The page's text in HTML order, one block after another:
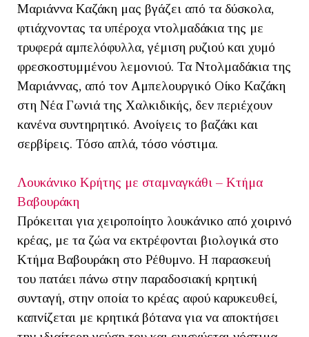
Μαριάννα Καζάκη μας βγάζει από τα δύσκολα,
φτιάχνοντας τα υπέροχα ντολμαδάκια της με
τρυφερά αμπελόφυλλα, γέμιση ρυζιού και χυμό
φρεσκοστυμμένου λεμονιού. Τα Ντολμαδάκια της
Μαριάννας, από τον Αμπελουργικό Οίκο Καζάκη
στη Νέα Γωνιά της Χαλκιδικής, δεν περιέχουν
κανένα συντηρητικό. Ανοίγεις το βαζάκι και
σερβίρεις. Τόσο απλά, τόσο νόστιμα.
Λουκάνικο Κρήτης με σταμναγκάθι – Κτήμα
Βαβουράκη
Πρόκειται για χειροποίητο λουκάνικο από χοιρινό
κρέας, με τα ζώα να εκτρέφονται βιολογικά στο
Κτήμα Βαβουράκη στο Ρέθυμνο. Η παρασκευή
του πατάει πάνω στην παραδοσιακή κρητική
συνταγή, στην οποία το κρέας αφού καρυκευθεί,
καπνίζεται με κρητικά βότανα για να αποκτήσει